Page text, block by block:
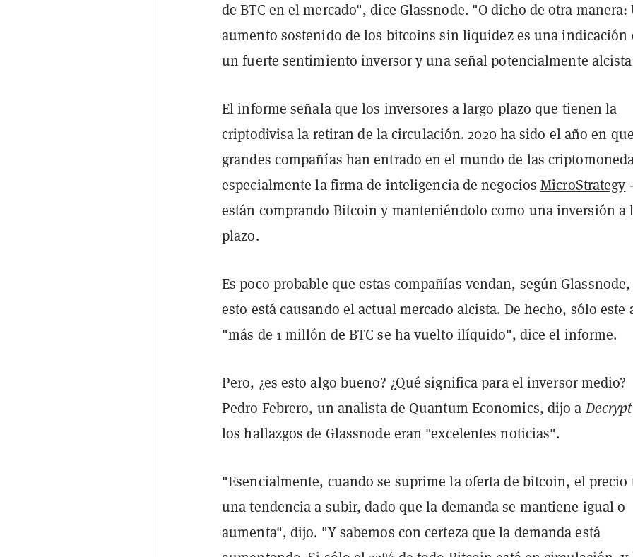
de BTC en el mercado", dice Glassnode. "O dicho de otra manera:
aumento sostenido de los bitcoins sin liquidez es una indicación
un fuerte sentimiento inversor y una señal potencialmente
El informe señala que los inversores a largo plazo que tienen la
criptodivisa la retiran de la circulación. 2020 ha sido el año en
grandes compañías han entrado en el mundo de las
especialmente la firma de inteligencia de negociosMicroStrategy
están comprando Bitcoin y manteniéndolo como una inversión a
plazo.
Es poco probable que estas compañías vendan, según
esto está causando el actual mercado alcista. De hecho, sólo este
"más de 1 millón de BTC se ha vuelto ilíquido", dice el informe.
Pero, ¿es esto algo bueno? ¿Qué significa para el inversor medio?
Pedro Febrero, un analista de Quantum Economics, dijo aDecrypt
los hallazgos de Glassnode eran "excelentes noticias".
"Esencialmente, cuando se suprime la oferta de bitcoin, el precio
una tendencia a subir, dado que la demanda se mantiene igual o
aumenta", dijo. "Y sabemos con certeza que la demanda está